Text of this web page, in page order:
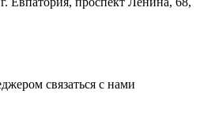
связаться с нами